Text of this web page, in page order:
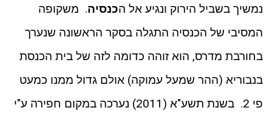
נמשיך בשביל הירוק ונגיע אל הכנסיה. משקופה
המסיבי של הכנסיה התגלה בסקר הראשונה שנערך
בחורבת מדרס, הוא זוהה כדומה לזה של בית הכנסת
בנבוריא (ההר שמעל עמוקה) אולם גדול ממנו כמעט
פי 2. בשנת תשע"א (2011) נערכה במקום חפירה ע"י